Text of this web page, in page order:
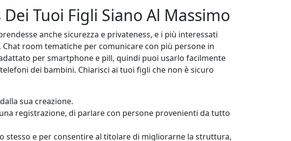
Tuoi Figli Siano Al Massimo
anche sicurezza e privateness, e i più interessati
room tematiche per comunicare con più persone in
per smartphone e pill, quindi puoi usarlo facilmente
dei bambini. Chiarisci ai tuoi figli che non è sicuro
sua creazione.
registrazione, di parlare con persone provenienti da tutto
stesso e per consentire al titolare di migliorarne la struttura,